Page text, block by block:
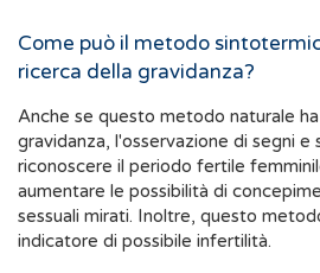
Come può il metodo
ricerca della gravidanza?
Anche se questo metodo naturale
gravidanza, l'osservazione di segni e
riconoscere il periodo fertile
aumentare le possibilità di
sessuali mirati. Inoltre, questo
indicatore di possibile infertilità.